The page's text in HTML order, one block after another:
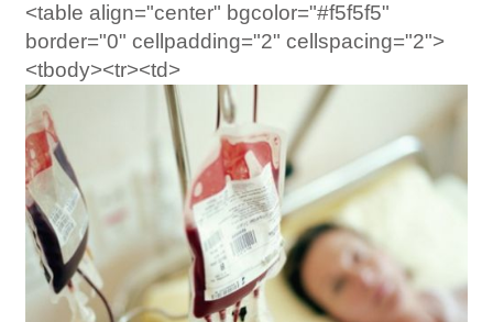
<table align="center" bgcolor="#f5f5f5"
border="0" cellpadding="2" cellspacing="2">
<tbody><tr><td>